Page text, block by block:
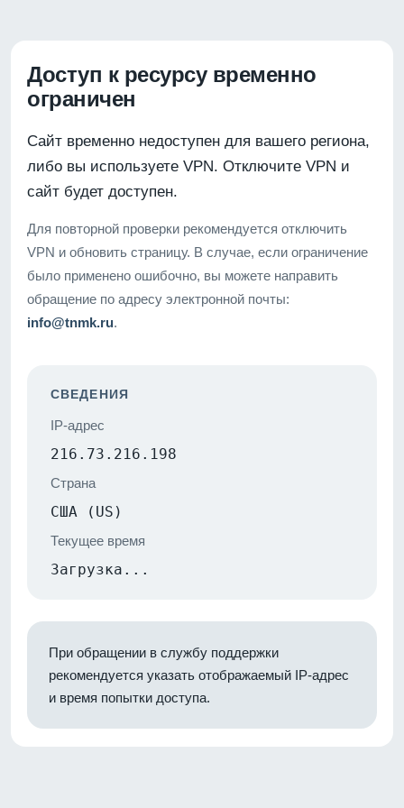
Доступ к ресурсу временно
ограничен
Сайт временно недоступен для вашего региона,
либо вы используете VPN. Отключите VPN и
сайт будет доступен.
Для повторной проверки рекомендуется отключить
VPN и обновить страницу. В случае, если ограничение
было применено ошибочно, вы можете направить
обращение по адресу электронной почты:
info@tnmk.ru.
СВЕДЕНИЯ
IP-адрес
216.73.216.198
Страна
США (US)
Текущее время
Загрузка...
При обращении в службу поддержки
рекомендуется указать отображаемый IP-адрес
и время попытки доступа.